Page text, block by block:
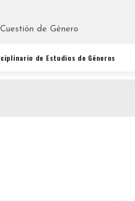
de Estudios de Géneros